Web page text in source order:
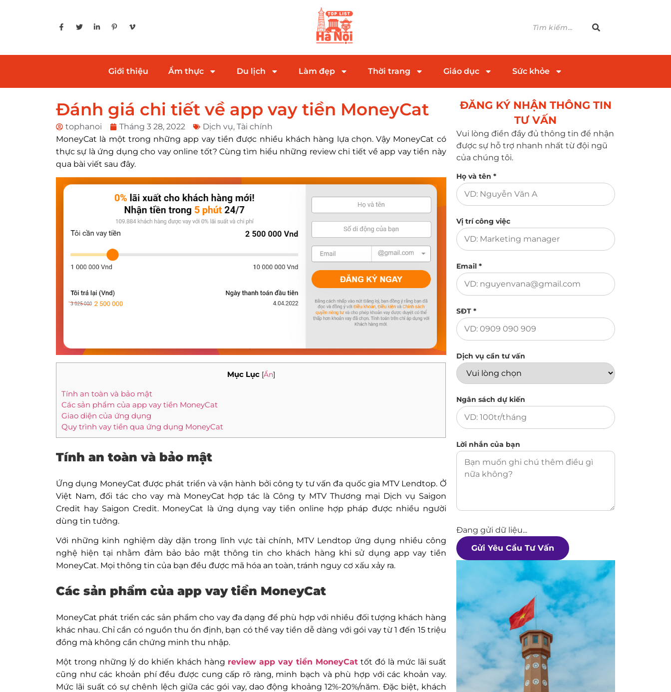
Giới thiệu Ẩm thực Du lịch Làm đẹp Thời trang Giáo dục Sức khỏe
Đánh giá chi tiết về app vay tiền MoneyCat
tophanoi Tháng 3 28, 2022 Dịch vụ, Tài chính
MoneyCat là một trong những app vay tiền được nhiều khách hàng lựa chọn. Vậy MoneyCat có
thực sự là ứng dụng cho vay online tốt? Cùng tìm hiểu những review chi tiết về app vay tiền này
qua bài viết sau đây.
Mục Lục [Ẩn]
Tính an toàn và bảo mật
Các sản phẩm của app vay tiền MoneyCat
Giao diện của ứng dụng
Quy trình vay tiền qua ứng dụng MoneyCat
Tính an toàn và bảo mật
Ứng dụng MoneyCat được phát triển và vận hành bởi công ty tư vấn đa quốc gia MTV Lendtop. Ở
Việt Nam, đối tác cho vay mà MoneyCat hợp tác là Công ty MTV Thương mại Dịch vụ Saigon
Credit hay Saigon Credit. MoneyCat là ứng dụng vay tiền online hợp pháp được nhiều người
dùng tin tưởng.
Với những kinh nghiệm dày dặn trong lĩnh vực tài chính, MTV Lendtop ứng dụng nhiều công
nghệ hiện tại nhằm đảm bảo bảo mật thông tin cho khách hàng khi sử dụng app vay tiền
MoneyCat. Mọi thông tin của bạn đều được mã hóa an toàn, tránh nguy cơ xấu xảy ra.
Các sản phẩm của app vay tiền MoneyCat
MoneyCat phát triển các sản phẩm cho vay đa dạng để phù hợp với nhiều đối tượng khách hàng
khác nhau. Chỉ cần có nguồn thu ổn định, bạn có thể vay tiền dễ dàng với gói vay từ 1 đến 15 triệu
đồng mà không cần chứng minh thu nhập.
Một trong những lý do khiến khách hàng review app vay tiền MoneyCattốt đó là mức lãi suất
cũng như các khoản phí đều được cung cấp rõ ràng, minh bạch và phù hợp với các khoản vay.
Mức lãi suất có sự chênh lệch giữa các gói vay, dao động khoảng 12%-20%/năm. Đặc biệt, khách
ĐĂNG KÝ NHẬN THÔNG TIN
TƯ VẤN​
Vui lòng điền đầy đủ thông tin để nhận
được sự hỗ trợ nhanh nhất từ đội ngũ
của chúng tôi.
Họ và tên *
Vị trí công việc
Email *
SĐT *
Dịch vụ cần tư vấn
Ngân sách dự kiến
Lời nhắn của bạn
Đang gửi dữ liệu...
Gửi Yêu Cầu Tư Vấn